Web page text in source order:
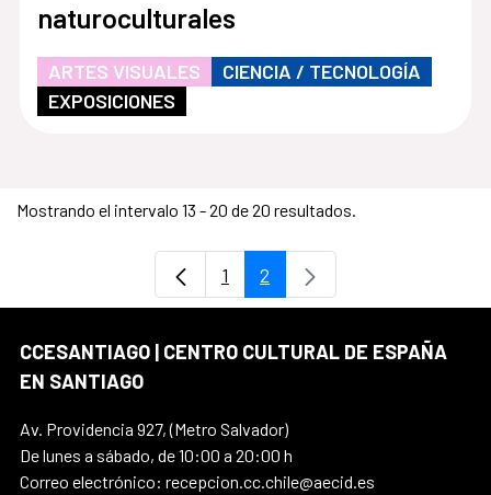
naturoculturales
ARTES VISUALES
CIENCIA / TECNOLOGÍA
EXPOSICIONES
Mostrando el intervalo 13 - 20 de 20 resultados.
Página
1 Página
2
CCESANTIAGO | CENTRO CULTURAL DE ESPAÑA
EN SANTIAGO
Av. Providencia 927, (Metro Salvador)
De lunes a sábado, de 10:00 a 20:00 h
Correo electrónico: recepcion.cc.chile@aecid.es